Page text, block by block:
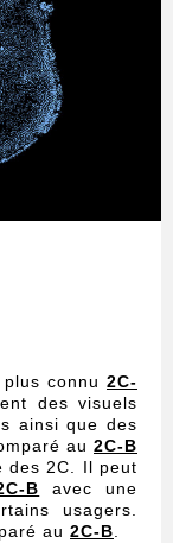
connu 2C-
des visuels
ainsi que des
au 2C-B
des 2C. Il peut
B avec une
usagers.
au 2C-B.